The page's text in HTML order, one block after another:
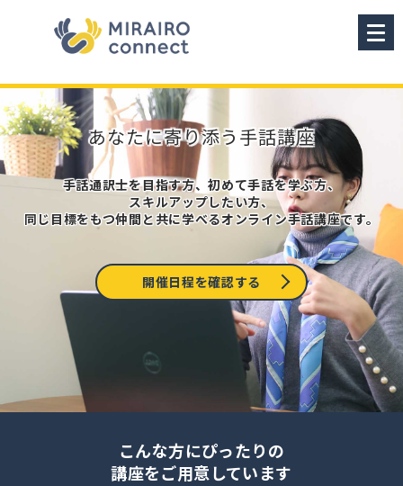
あなたに寄り添う手話講座
手話通訳士を目指す方、初めて手話を学ぶ方、
スキルアップしたい方、
同じ目標をもつ仲間と共に学べるオンライン手話講座です。
開催日程を確認する
こんな方にぴったりの
講座をご用意しています